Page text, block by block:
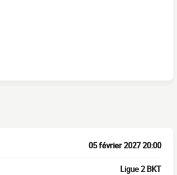
05 février 2027 20:00
Ligue 2 BKT